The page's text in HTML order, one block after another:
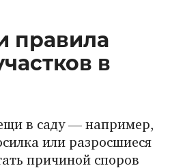
правила
в
в саду — например,
или разросшиеся
причиной споров